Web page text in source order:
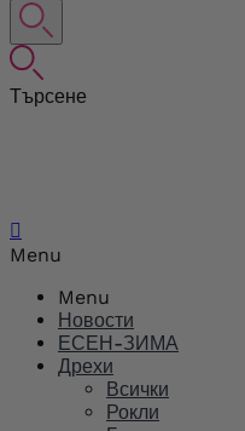
Търсене

Menu
Menu
Новости
ЕСЕН-ЗИМА
Дрехи
Всички
Рокли